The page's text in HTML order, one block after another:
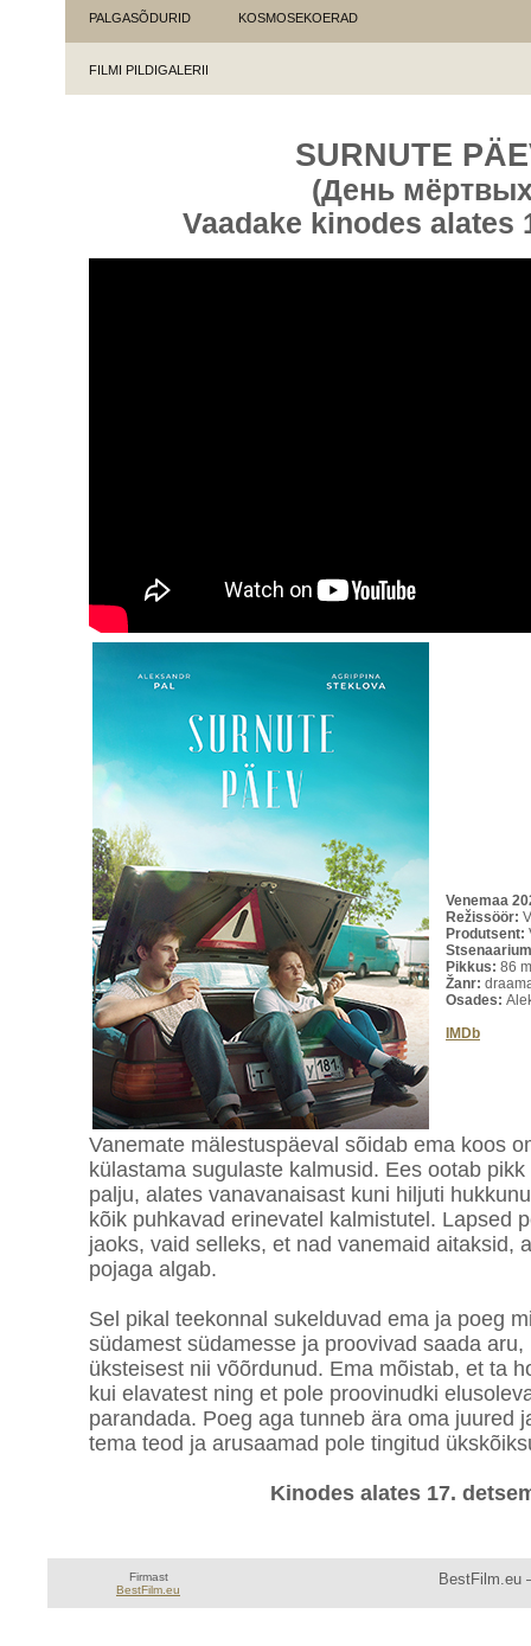
PALGASÕDURID KOSMOSEKOERAD
FILMI PILDIGALERII
SURNUTE
(День
Vaadake kinodes alates
Venemaa
Režissöör:
Produtsent:
Pikkus: 86
Žanr:
Osades:
IMDb
Vanemate mälestuspäeval sõidab ema koos
külastama sugulaste kalmusid. Ees ootab
palju, alates vanavanaisast kuni hiljuti
kõik puhkavad erinevatel kalmistutel. Lapsed
jaoks, vaid selleks, et nad vanemaid aitaksid,
pojaga algab.
Sel pikal teekonnal sukelduvad ema ja poeg
südamest südamesse ja proovivad saada
üksteisest nii võõrdunud. Ema mõistab, et ta
kui elavatest ning et pole proovinudki
parandada. Poeg aga tunneb ära oma juured
tema teod ja arusaamad pole tingitud
Kinodes alates 17.
Firmast
BestFilm.eu
BestFilm.eu